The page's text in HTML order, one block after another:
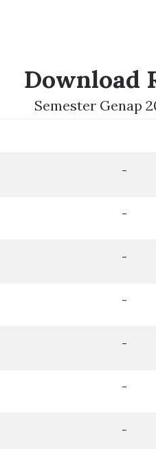
Download
Semester Genap
-
-
-
-
-
-
-